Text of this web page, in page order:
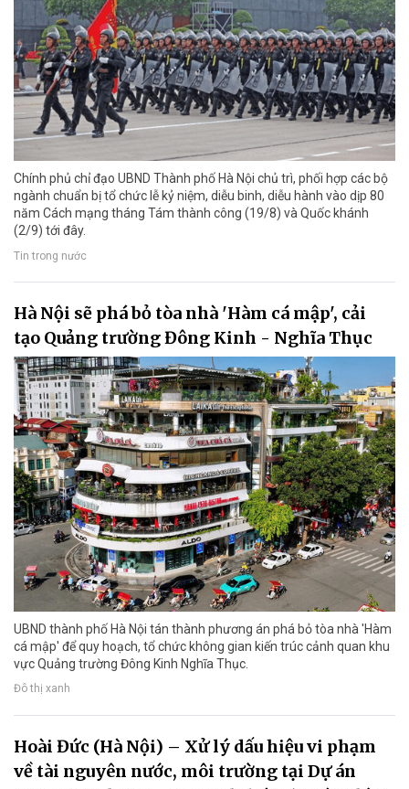
Chính phủ chỉ đạo UBND Thành phố Hà Nội chủ trì, phối hợp các bộ
ngành chuẩn bị tổ chức lễ kỷ niệm, diễu binh, diễu hành vào dịp 80
năm Cách mạng tháng Tám thành công (19/8) và Quốc khánh
(2/9) tới đây.
Tin trong nước
Hà Nội sẽ phá bỏ tòa nhà 'Hàm cá mập', cải
tạo Quảng trường Đông Kinh - Nghĩa Thục
UBND thành phố Hà Nội tán thành phương án phá bỏ tòa nhà 'Hàm
cá mập' để quy hoạch, tổ chức không gian kiến trúc cảnh quan khu
vực Quảng trường Đông Kinh Nghĩa Thục.
Đô thị xanh
Hoài Đức (Hà Nội) – Xử lý dấu hiệu vi phạm
về tài nguyên nước, môi trường tại Dự án